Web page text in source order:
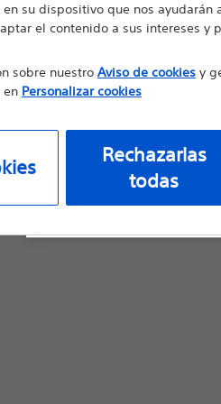
en que este sitio
por parte de
ofrecer
para obtener la
Continuar
su dispositivo que nos ayudarán
el contenido a sus intereses y
sobre nuestro Aviso de cookiesy
en Personalizar cookies
Rechazarlas
todas